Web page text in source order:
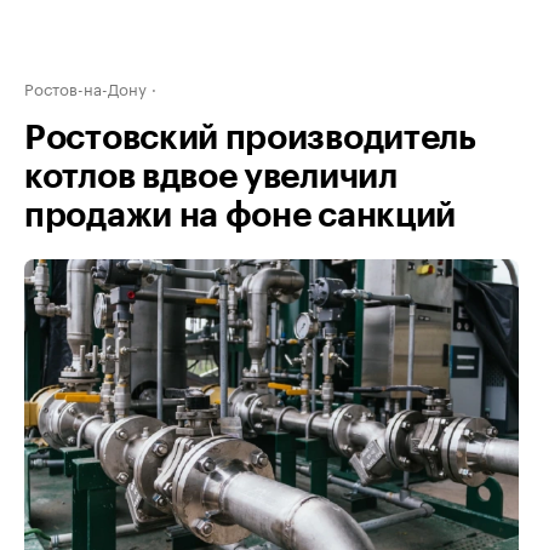
Ростов-на-Дону
Ростовский производитель
котлов вдвое увеличил
продажи на фоне санкций